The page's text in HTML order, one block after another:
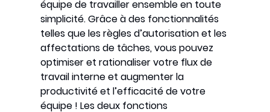
équipe de travailler ensemble en toute
simplicité. Grâce à des fonctionnalités
telles que les règles d’autorisation et les
affectations de tâches, vous pouvez
optimiser et rationaliser votre flux de
travail interne et augmenter la
productivité et l’efficacité de votre
équipe ! Les deux fonctions